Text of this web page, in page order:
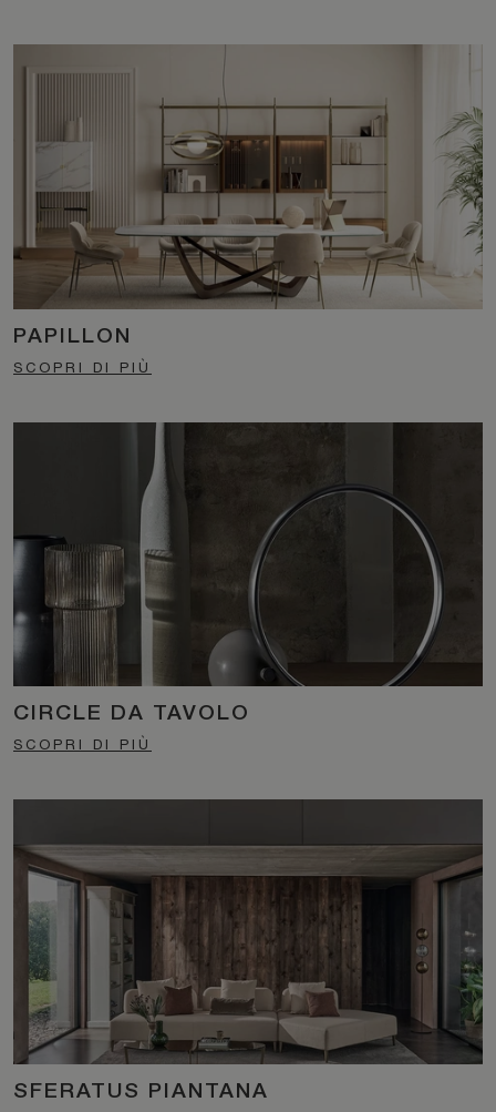
PAPILLON
SCOPRI DI PIÙ
CIRCLE DA TAVOLO
SCOPRI DI PIÙ
SFERATUS PIANTANA